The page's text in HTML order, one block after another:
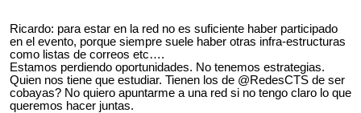
Ricardo: para estar en la red no es suficiente haber participado
en el evento, porque siempre suele haber otras infra-estructuras
como listas de correos etc….
Estamos perdiendo oportunidades. No tenemos estrategias.
Quien nos tiene que estudiar. Tienen los de @RedesCTS de ser
cobayas? No quiero apuntarme a una red si no tengo claro lo que
queremos hacer juntas.